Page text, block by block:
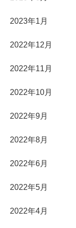
2023年1月
2022年12月
2022年11月
2022年10月
2022年9月
2022年8月
2022年6月
2022年5月
2022年4月